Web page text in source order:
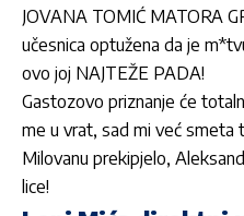
JOVANA TOMIĆ MATORA
učesnica optužena da je
ovo joj NAJTEŽE PADA!
Gastozovo priznanje će
me u vrat, sad mi već smeta
Milovanu prekipjelo,
lice!